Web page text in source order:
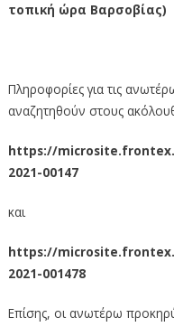
τοπική ώρα Βαρσοβίας)
Πληροφορίες για τις
αναζητηθούν στους
https://
2021-00147
και
https://
2021-001478
Επίσης, οι ανωτέρω